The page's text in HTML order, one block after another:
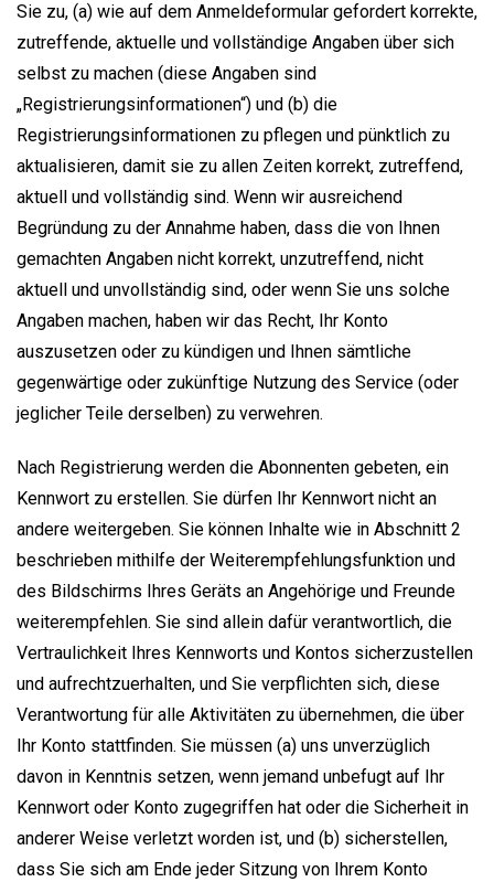
Sie zu, (a) wie auf dem Anmeldeformular gefordert korrekte,
zutreffende, aktuelle und vollständige Angaben über sich
selbst zu machen (diese Angaben sind
„Registrierungsinformationen“) und (b) die
Registrierungsinformationen zu pflegen und pünktlich zu
aktualisieren, damit sie zu allen Zeiten korrekt, zutreffend,
aktuell und vollständig sind. Wenn wir ausreichend
Begründung zu der Annahme haben, dass die von Ihnen
gemachten Angaben nicht korrekt, unzutreffend, nicht
aktuell und unvollständig sind, oder wenn Sie uns solche
Angaben machen, haben wir das Recht, Ihr Konto
auszusetzen oder zu kündigen und Ihnen sämtliche
gegenwärtige oder zukünftige Nutzung des Service (oder
jeglicher Teile derselben) zu verwehren.
Nach Registrierung werden die Abonnenten gebeten, ein
Kennwort zu erstellen. Sie dürfen Ihr Kennwort nicht an
andere weitergeben. Sie können Inhalte wie in Abschnitt 2
beschrieben mithilfe der Weiterempfehlungsfunktion und
des Bildschirms Ihres Geräts an Angehörige und Freunde
weiterempfehlen. Sie sind allein dafür verantwortlich, die
Vertraulichkeit Ihres Kennworts und Kontos sicherzustellen
und aufrechtzuerhalten, und Sie verpflichten sich, diese
Verantwortung für alle Aktivitäten zu übernehmen, die über
Ihr Konto stattfinden. Sie müssen (a) uns unverzüglich
davon in Kenntnis setzen, wenn jemand unbefugt auf Ihr
Kennwort oder Konto zugegriffen hat oder die Sicherheit in
anderer Weise verletzt worden ist, und (b) sicherstellen,
dass Sie sich am Ende jeder Sitzung von Ihrem Konto